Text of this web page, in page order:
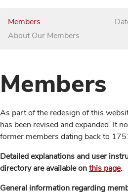
Members
About Our Members
Members
As part of the redesign of this
has been revised and expanded. It
former members dating back to
Detailed explanations and user
directory are available onthis page.
General information regarding